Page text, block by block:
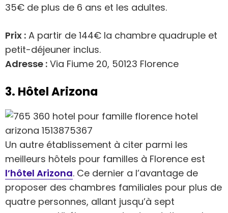
35€ de plus de 6 ans et les adultes.
Prix : A partir de 144€ la chambre quadruple et
petit-déjeuner inclus.
Adresse : Via Fiume 20, 50123 Florence
3. Hôtel Arizona
Un autre établissement à citer parmi les
meilleurs hôtels pour familles à Florence est
l’hôtel Arizona. Ce dernier a l’avantage de
proposer des chambres familiales pour plus de
quatre personnes, allant jusqu’à sept